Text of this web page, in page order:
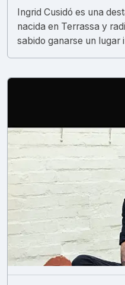
Ingrid Cusidó es una
nacida en Terrassa y
sabido ganarse un lugar